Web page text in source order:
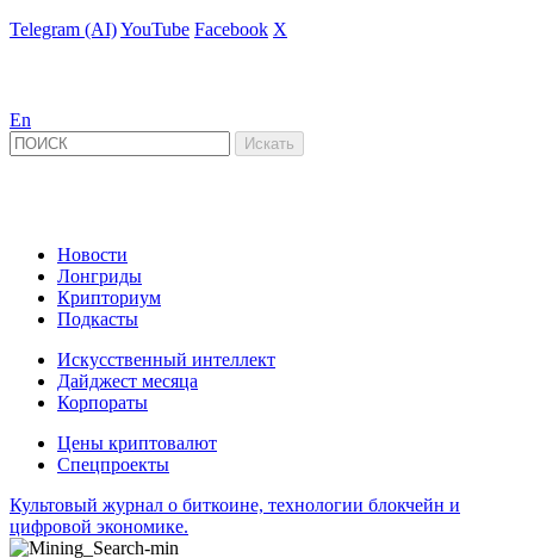
Telegram (AI)YouTube Facebook X
En
Новости
Лонгриды
Крипториум
Подкасты
Искусственный интеллект
Дайджест месяца
Корпораты
Цены криптовалют
Спецпроекты
Культовый журнал о биткоине, технологии блокчейн и
цифровой экономике.